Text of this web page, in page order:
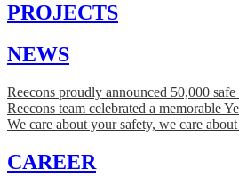
PROJECTS
NEWS
Reecons proudly announced 50,000
Reecons team celebrated a memorable
We care about your safety, we care
CAREER